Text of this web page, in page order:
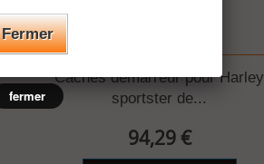
Caches démarreur pour Harley
sportster de...
94,29 €
Fermer
fermer